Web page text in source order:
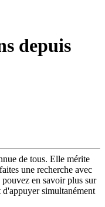
depuis
de tous. Elle mérite
une recherche avec
en savoir plus sur
simultanément